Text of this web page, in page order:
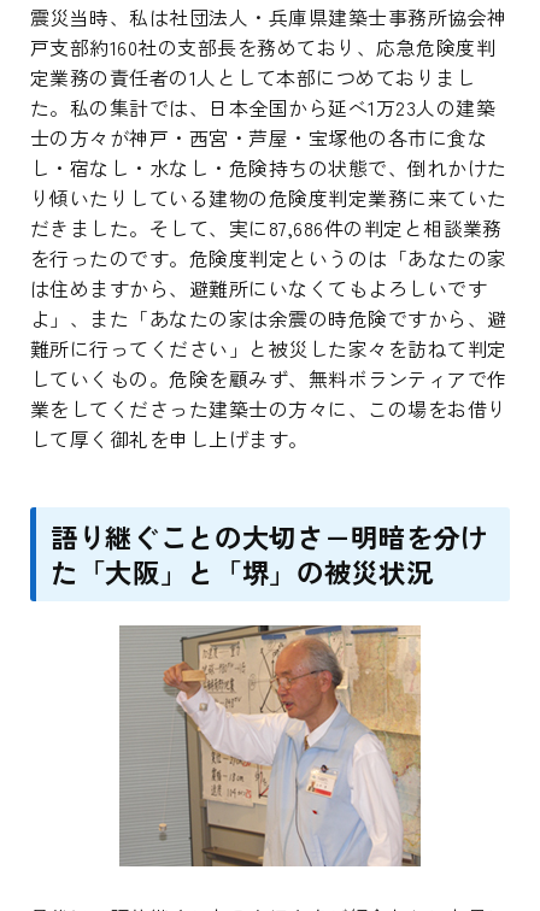
震災当時、私は社団法人・兵庫県建築士事務所協会神
戸支部約160社の支部長を務めており、応急危険度判
定業務の責任者の1人として本部につめておりまし
た。私の集計では、日本全国から延べ1万23人の建築
士の方々が神戸・西宮・芦屋・宝塚他の各市に食な
し・宿なし・水なし・危険持ちの状態で、倒れかけた
り傾いたりしている建物の危険度判定業務に来ていた
だきました。そして、実に87,686件の判定と相談業務
を行ったのです。危険度判定というのは「あなたの家
は住めますから、避難所にいなくてもよろしいです
よ」、また「あなたの家は余震の時危険ですから、避
難所に行ってください」と被災した家々を訪ねて判定
していくもの。危険を顧みず、無料ボランティアで作
業をしてくださった建築士の方々に、この場をお借り
して厚く御礼を申し上げます。
語り継ぐことの大切さ－明暗を分け
た「大阪」と「堺」の被災状況